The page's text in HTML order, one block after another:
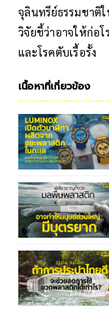
จุลินทรีย์ธรรมชาติ
วิจัยชี้ว่าอาจให้ก่อโ
และโรคตับเรื้อรั้ง
เนื้อหาที่เกี่ยวข้อง